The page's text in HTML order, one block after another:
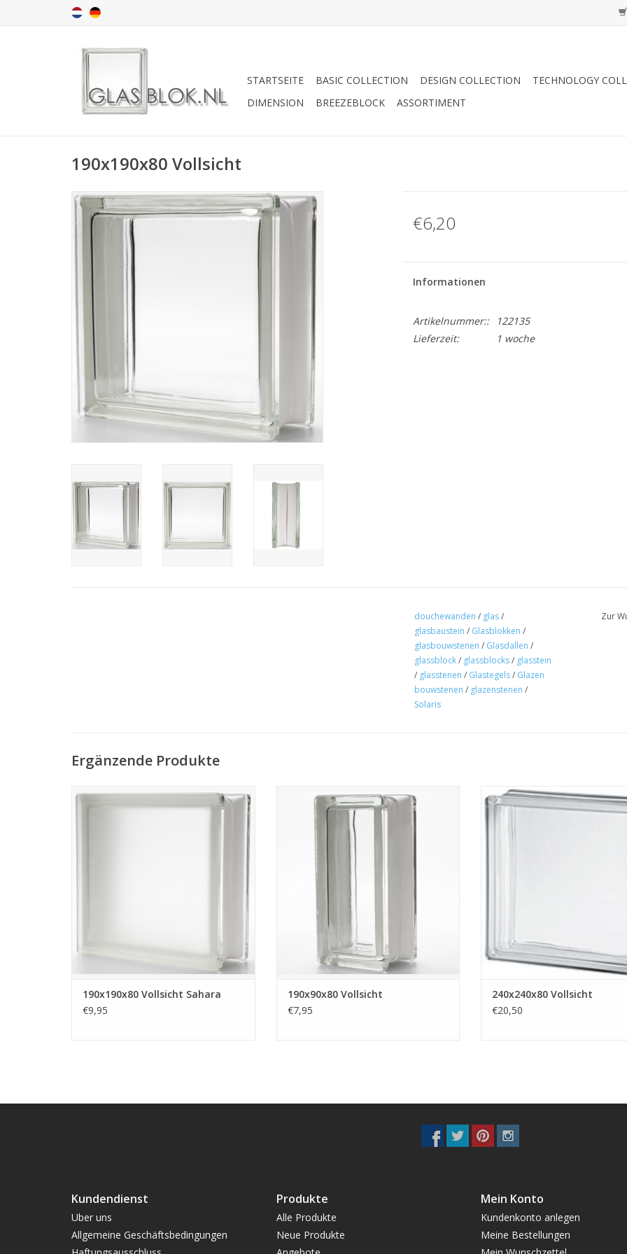
STARTSEITE BASIC COLLECTION DESIGN COLLECTION
TECHNOLOGY
DIMENSION
BREEZEBLOCK ASSORTIMENT
190x190x80 Vollsicht
€6,20
Informationen
Artikelnummer::
122135
Lieferzeit:
1 woche
douchewanden / glas/
glasbaustein / Glasblokken /
glasbouwstenen / Glasdallen /
glassblock/ glassblocks/ glasstein
/ glasstenen / Glastegels/ Glazen
bouwstenen / glazenstenen /
Solaris
Zur
Ergänzende Produkte
190x190x80 Vollsicht Sahara
190x190x80 Vollsicht Sahara
€9,95
seves 190x90x80 Vollsicht
ZUM WARENKORB HINZUFÜGEN
190x90x80 Vollsicht
€7,95
Seves 240x240x80 Vollsicht
ZUM WARENKORB
240x240x80 Vollsicht
€20,50
Kundendienst
Uber uns
Allgemeine Geschäftsbedingungen
Produkte
Alle Produkte
Neue Produkte
Mein Konto
Kundenkonto anlegen
Meine Bestellungen